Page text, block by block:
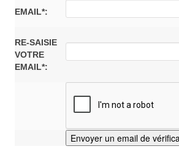
EMAIL*:
RE-SAISIE
VOTRE
EMAIL*: